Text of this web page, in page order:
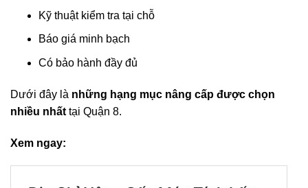
Kỹ thuật kiểm tra tại chỗ
Báo giá minh bạch
Có bảo hành đầy đủ
Dưới đây là những hạng mục nâng cấp được chọn
nhiều nhất tại Quận 8.
Xem ngay: